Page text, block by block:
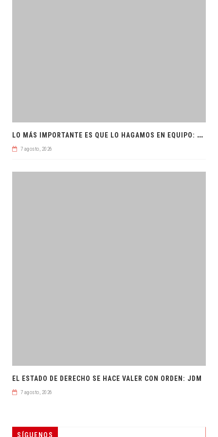
L
O MÁS IMPORTANTE ES QUE LO HAGAMOS EN EQUIPO: CPL
7 agosto, 2026
EL ESTADO DE DERECHO SE HACE VALER CON ORDEN: JDM
7 agosto, 2026
SÍGUENOS